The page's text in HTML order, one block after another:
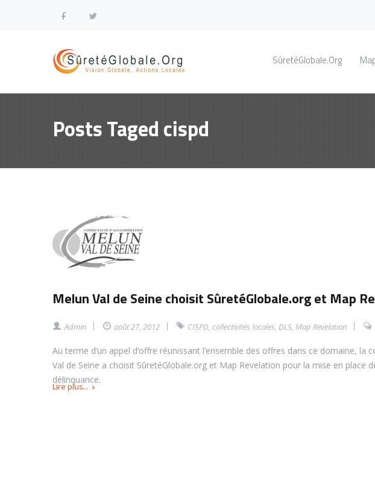
SûretéGlobale.Org
Posts Taged cispd
Melun Val de Seine choisit SûretéGlobale.org et Map
Admin août 27, 2012 CISPD, collectivités locales, DLS, Map Revelation
Au terme d’un appel d’offre réunissant l’ensemble des offres dans ce domaine, la
Val de Seine a choisit SûretéGlobale.org et Map Revelation pour la mise en place
délinquance.
Lire plus...